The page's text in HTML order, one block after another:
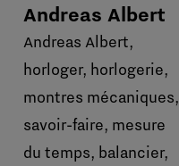
Andreas Albert
Andreas Albert,
horloger, horlogerie,
montres mécaniques,
savoir-faire, mesure
du temps, balancier,